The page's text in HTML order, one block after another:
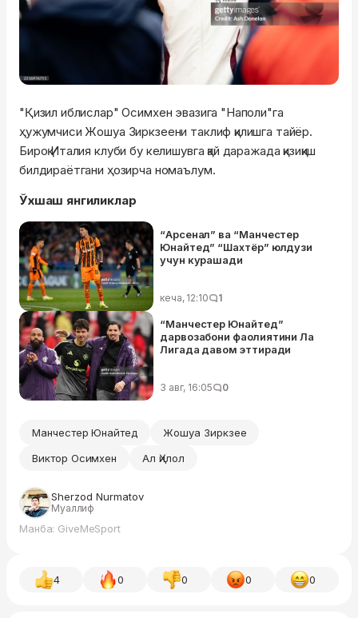
"Қизил иблислар" Осимхен эвазига "Наполи"га
ҳужумчиси Жошуа Зиркзеени таклиф қилишга тайёр.
Бироқ Италия клуби бу келишувга қай даражада қизиқиш
билдираётгани ҳозирча номаълум.
Ўхшаш янгиликлар
“Арсенал” ва “Манчестер
Юнайтед” “Шахтёр” юлдузи
учун курашади
кеча, 12:10 1
“Манчестер Юнайтед”
дарвозабони фаолиятини Ла
Лигада давом эттиради
3 авг, 16:05 0
Манчестер Юнайтед
Жошуа Зиркзее
Виктор Осимхен
Ал Ҳилол
Sherzod Nurmatov
Муаллиф
Манба: GiveMeSport
4 0 0 0 0